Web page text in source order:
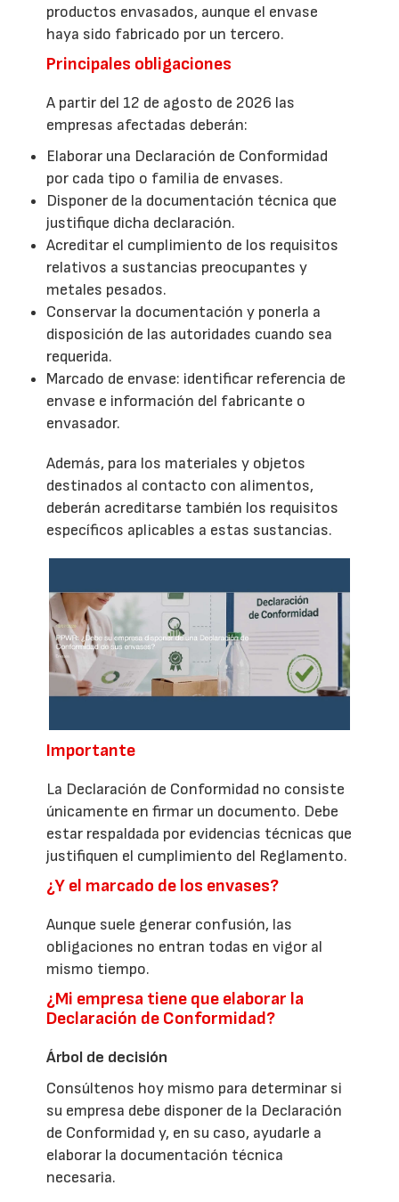
productos envasados, aunque el envase
haya sido fabricado por un tercero.
Principales obligaciones
A partir del 12 de agosto de 2026 las
empresas afectadas deberán:
Elaborar una Declaración de Conformidad
por cada tipo o familia de envases.
Disponer de la documentación técnica que
justifique dicha declaración.
Acreditar el cumplimiento de los requisitos
relativos a sustancias preocupantes y
metales pesados.
Conservar la documentación y ponerla a
disposición de las autoridades cuando sea
requerida.
Marcado de envase: identificar referencia de
envase e información del fabricante o
envasador.
Además, para los materiales y objetos
destinados al contacto con alimentos,
deberán acreditarse también los requisitos
específicos aplicables a estas sustancias.
Importante
La Declaración de Conformidad no consiste
únicamente en firmar un documento. Debe
estar respaldada por evidencias técnicas que
justifiquen el cumplimiento del Reglamento.
¿Y el marcado de los envases?
Aunque suele generar confusión, las
obligaciones no entran todas en vigor al
mismo tiempo.
¿Mi empresa tiene que elaborar la
Declaración de Conformidad?
Árbol de decisión
Consúltenos hoy mismo para determinar si
su empresa debe disponer de la Declaración
de Conformidad y, en su caso, ayudarle a
elaborar la documentación técnica
necesaria.